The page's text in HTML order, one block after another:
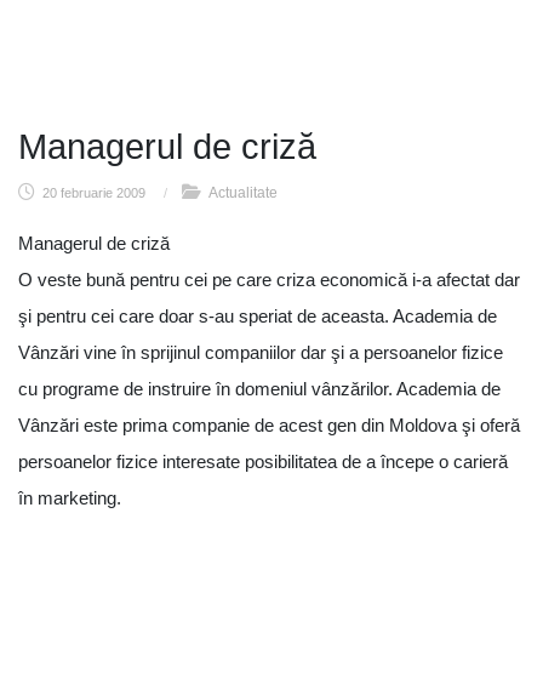
Managerul de criză
20 februarie 2009 / Actualitate
Managerul de criză
O veste bună pentru cei pe care criza economică i-a afectat dar
şi pentru cei care doar s-au speriat de aceasta. Academia de
Vânzări vine în sprijinul companiilor dar şi a persoanelor fizice
cu programe de instruire în domeniul vânzărilor. Academia de
Vânzări este prima companie de acest gen din Moldova şi oferă
persoanelor fizice interesate posibilitatea de a începe o carieră
în marketing.